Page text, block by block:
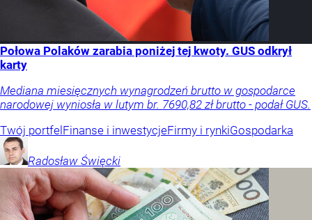
Połowa Polaków zarabia poniżej tej kwoty. GUS odkrył
karty
Mediana miesięcznych wynagrodzeń brutto w gospodarce
narodowej wyniosła w lutym br. 7690,82 zł brutto - podał GUS.
Twój portfel Finanse i inwestycjeFirmy i rynkiGospodarka
Radosław Święcki